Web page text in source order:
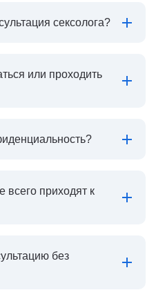
сексолога?
или проходить
приходят к
без